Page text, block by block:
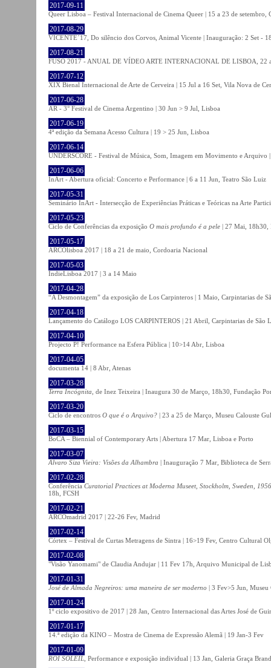
2017-09-11
Queer Lisboa – Festival Internacional de Cinema Queer | 15 a 23 de setembro,
2017-08-29
VICENTE´17, Do silêncio dos Corvos, Animal Vicente | Inauguração: 2 Set -
2017-08-21
FUSO 2017 - ANUAL DE VÍDEO ARTE INTERNACIONAL DE LISBOA, 22
2017-07-12
XIX Bienal Internacional de Arte de Cerveira | 15 Jul a 16 Set, Vila Nova de
2017-06-28
AR - 3° Festival de Cinema Argentino | 30 Jun > 9 Jul, Lisboa
2017-06-19
4ª edição da Semana Acesso Cultura | 19 > 25 Jun, Lisboa
2017-06-14
UNDERSCORE - Festival de Música, Som, Imagem em Movimento e Arquivo
2017-06-06
InArt - Abertura oficial: Concerto e Performance | 6 a 11 Jun, Teatro São Luiz
2017-05-31
Seminário InArt - Intersecção de Experiências Práticas e Teóricas na Arte
2017-05-23
Ciclo de Conferências da exposição O mais profundo é a pele | 27 Mai, 18h30,
2017-05-17
ARCOlisboa 2017 | 18 a 21 de maio, Cordoaria Nacional
2017-05-03
IndieLisboa 2017 | 3 a 14 Maio
2017-04-28
“A Desmontagem” da exposição de Los Carpinteros | 1 Maio, Carpintarias de
2017-04-18
Lançamento do Catálogo LOS CARPINTEROS | 21 Abril, Carpintarias de São
2017-04-10
Projecto P! Performance na Esfera Pública | 10>14 Abr, Lisboa
2017-04-05
documenta 14 | 8 Abr, Atenas
2017-03-28
Terra Incógnita , de Inez Teixeira | Inaugura 30 de Março, 18h30, Fundação
2017-03-20
Ciclo de encontros O que é o Arquivo? | 23 a 25 de Março, Museu Calouste
2017-03-15
BoCA – Biennial of Contemporary Arts | Abertura 17 Mar, Lisboa e Porto
2017-03-07
Álvaro Siza Vieira: Visões da Alhambra | Inauguração 7 Mar, Biblioteca de
2017-02-28
Conferência Curatorial Practices at Moderna Museet, Stockholm, Sweden,
18h, FCSH
2017-02-21
ARCOmadrid 2017 | 22-26 Fev, Madrid
2017-02-14
Córtex – Festival de Curtas Metragens de Sintra | 16>19 Fev, Centro Cultural
2017-02-08
"Visão Yanomami" de Claudia Andujar | 11 Fev 17h, Arquivo Municipal de
2017-01-31
José de Almada Negreiros: uma maneira de ser moderno | 3 Fev>5 Jun,
2017-01-24
1º ciclo expositivo de 2017 | 28 Jan, Centro Internacional das Artes José de
2017-01-17
14.ª edição da KINO – Mostra de Cinema de Expressão Alemã | 19 Jan-3 Fev
2017-01-09
ROI SOLEIL , Performance e exposição individual | 13 Jan, Galeria Graça